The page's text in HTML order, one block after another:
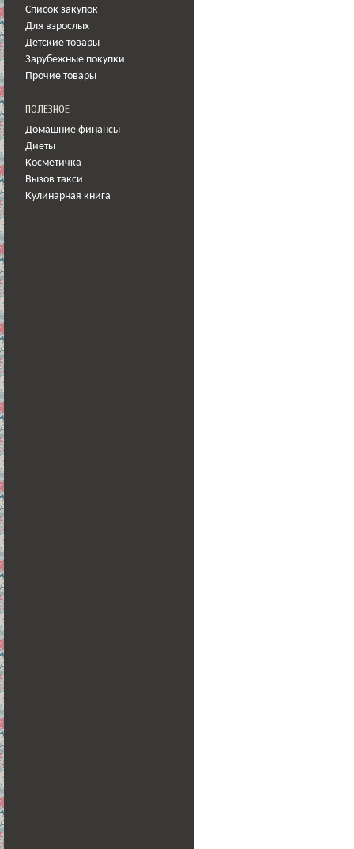
Список закупок
Для взрослых
Детские товары
Зарубежные покупки
Прочие товары
ПОЛЕЗНОЕ
Домашние финансы
Диеты
Косметичка
Вызов такси
Кулинарная книга